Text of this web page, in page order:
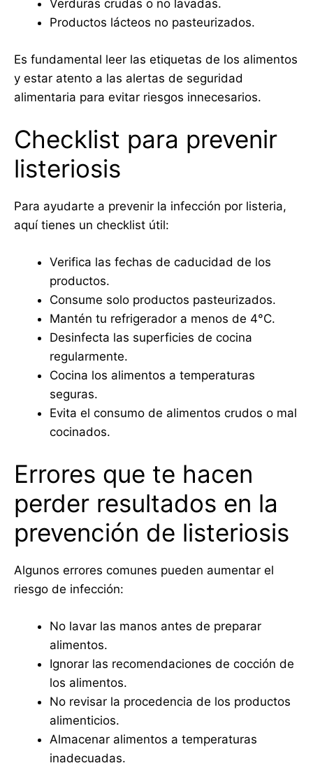
Verduras crudas o no lavadas.
Productos lácteos no pasteurizados.
Es fundamental leer las etiquetas de los alimentos
y estar atento a las alertas de seguridad
alimentaria para evitar riesgos innecesarios.
Checklist para prevenir
listeriosis
Para ayudarte a prevenir la infección por listeria,
aquí tienes un checklist útil:
Verifica las fechas de caducidad de los
productos.
Consume solo productos pasteurizados.
Mantén tu refrigerador a menos de 4°C.
Desinfecta las superficies de cocina
regularmente.
Cocina los alimentos a temperaturas
seguras.
Evita el consumo de alimentos crudos o mal
cocinados.
Errores que te hacen
perder resultados en la
prevención de listeriosis
Algunos errores comunes pueden aumentar el
riesgo de infección:
No lavar las manos antes de preparar
alimentos.
Ignorar las recomendaciones de cocción de
los alimentos.
No revisar la procedencia de los productos
alimenticios.
Almacenar alimentos a temperaturas
inadecuadas.